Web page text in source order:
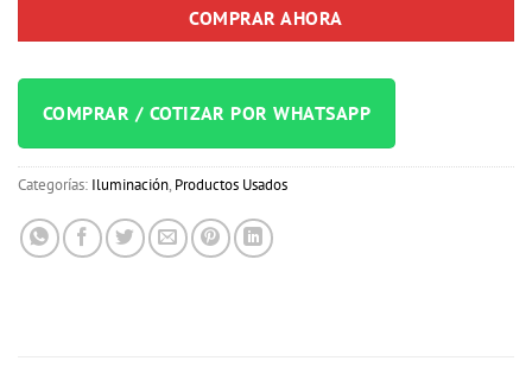
COMPRAR AHORA
COMPRAR / COTIZAR POR WHATSAPP
Categorías: Iluminación, Productos Usados